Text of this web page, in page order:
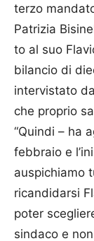
terzo
Patrizia
to al suo
bilancio di
intervistato
che proprio
“Quindi – ha
febbraio e
auspichiamo
ricandidarsi
poter
sindaco e